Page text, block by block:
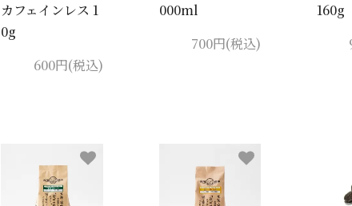
カフェインレス 1
0g
600円(税込)
000ml
700円(税込)
160g